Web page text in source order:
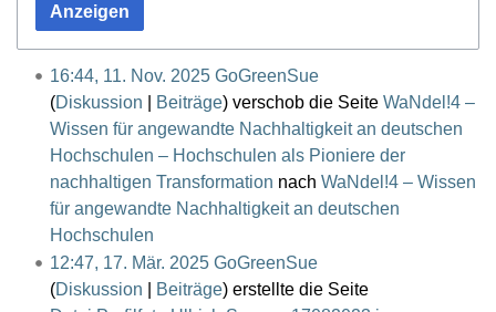
Anzeigen
16:44, 11. Nov. 2025 GoGreenSue
Diskussion
Beiträge verschob die Seite WaNdel!4 –
Wissen für angewandte Nachhaltigkeit an deutschen
Hochschulen – Hochschulen als Pioniere der
nachhaltigen Transformation nach WaNdel!4 – Wissen
für angewandte Nachhaltigkeit an deutschen
Hochschulen
12:47, 17. Mär. 2025 GoGreenSue
Diskussion
Beiträge erstellte die Seite